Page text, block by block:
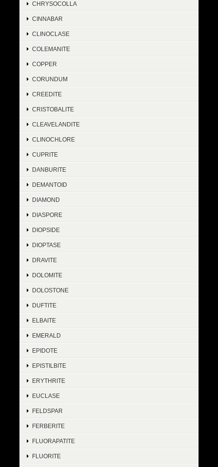
CHRYSOCOLLA
CINNABAR
CLINOCLASE
COLEMANITE
COPPER
CORUNDUM
CREEDITE
CRISTOBALITE
CLEAVELANDITE
CLINOCHLORE
CUPRITE
DANBURITE
DEMANTOID
DIAMOND
DIASPORE
DIOPSIDE
DIOPTASE
DRAVITE
DOLOMITE
DOLOSTONE
DUFTITE
ELBAITE
EMERALD
EPIDOTE
EPISTILBITE
ERYTHRITE
EUCLASE
FELDSPAR
FERBERITE
FLUORAPATITE
FLUORITE